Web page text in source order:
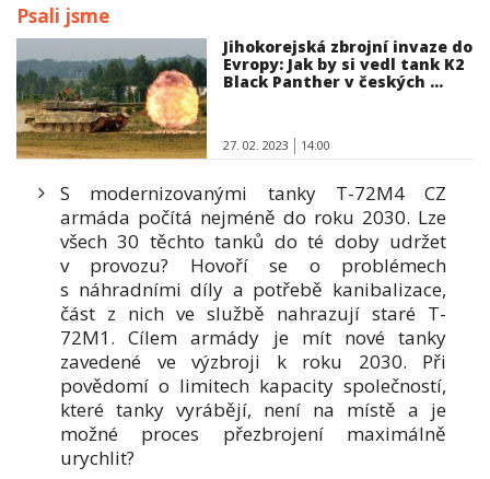
Psali jsme
Jihokorejská zbrojní invaze do
Evropy: Jak by si vedl tank K2
Black Panther v českých ...
27. 02. 2023 14:00
S modernizovanými tanky T-72M4 CZ
armáda počítá nejméně do roku 2030. Lze
všech 30 těchto tanků do té doby udržet
v provozu? Hovoří se o problémech
s náhradními díly a potřebě kanibalizace,
část z nich ve službě nahrazují staré T-
72M1. Cílem armády je mít nové tanky
zavedené ve výzbroji k roku 2030. Při
povědomí o limitech kapacity společností,
které tanky vyrábějí, není na místě a je
možné proces přezbrojení maximálně
urychlit?